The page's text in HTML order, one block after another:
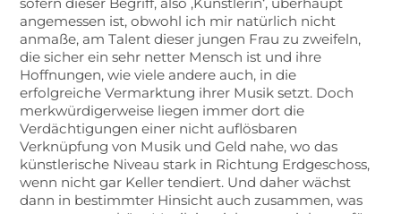
angemessen ist, obwohl ich mir natürlich nicht
anmaße, am Talent dieser jungen Frau zu zweifeln,
die sicher ein sehr netter Mensch ist und ihre
Hoffnungen, wie viele andere auch, in die
erfolgreiche Vermarktung ihrer Musik setzt. Doch
merkwürdigerweise liegen immer dort die
Verdächtigungen einer nicht auflösbaren
Verknüpfung von Musik und Geld nahe, wo das
künstlerische Niveau stark in Richtung Erdgeschoss,
wenn nicht gar Keller tendiert. Und daher wächst
dann in bestimmter Hinsicht auch zusammen, was